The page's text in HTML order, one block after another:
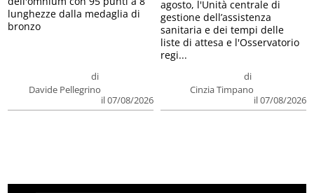
di
Davide Pellegrino
il 07/08/2026
lunghezze dalla medaglia di
bronzo
di
Cinzia Timpano
il 07/08/2026
agosto, l'Unità centrale di
gestione dell’assistenza
sanitaria e dei tempi delle
liste di attesa e l'Osservatorio
regi...